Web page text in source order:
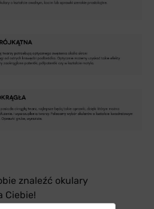
znaleźć okulary
Ciebie!